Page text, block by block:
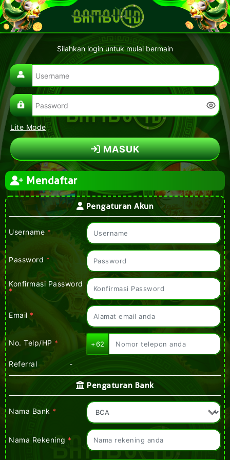
Silahkan login untuk mulai bermain
Lite Mode
MASUK
Mendaftar
Pengaturan Akun
Username *
Password *
Konfirmasi Password
*
Email *
No. Telp/HP * +62
Referral -
Pengaturan Bank
Nama Bank *
Nama Rekening *